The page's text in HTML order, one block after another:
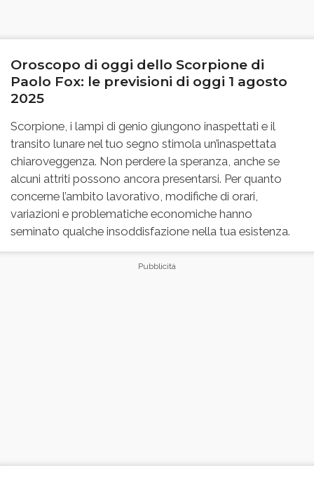
Oroscopo di oggi dello Scorpione di
Paolo Fox: le previsioni di oggi 1 agosto
2025
Scorpione, i lampi di genio giungono inaspettati e il
transito lunare nel tuo segno stimola un’inaspettata
chiaroveggenza. Non perdere la speranza, anche se
alcuni attriti possono ancora presentarsi. Per quanto
concerne l’ambito lavorativo, modifiche di orari,
variazioni e problematiche economiche hanno
seminato qualche insoddisfazione nella tua esistenza.